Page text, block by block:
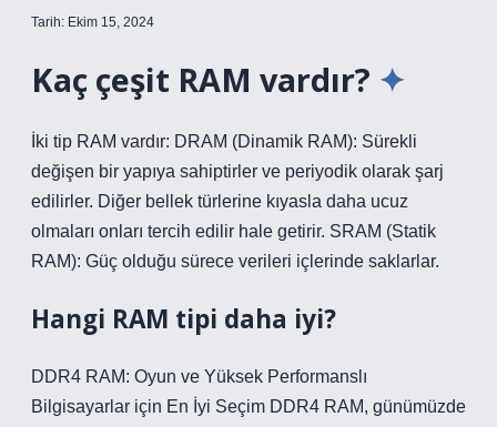
Tarih: Ekim 15, 2024
Kaç çeşit RAM vardır?
İki tip RAM vardır: DRAM (Dinamik RAM): Sürekli
değişen bir yapıya sahiptirler ve periyodik olarak şarj
edilirler. Diğer bellek türlerine kıyasla daha ucuz
olmaları onları tercih edilir hale getirir. SRAM (Statik
RAM): Güç olduğu sürece verileri içlerinde saklarlar.
Hangi RAM tipi daha iyi?
DDR4 RAM: Oyun ve Yüksek Performanslı
Bilgisayarlar için En İyi Seçim DDR4 RAM, günümüzde